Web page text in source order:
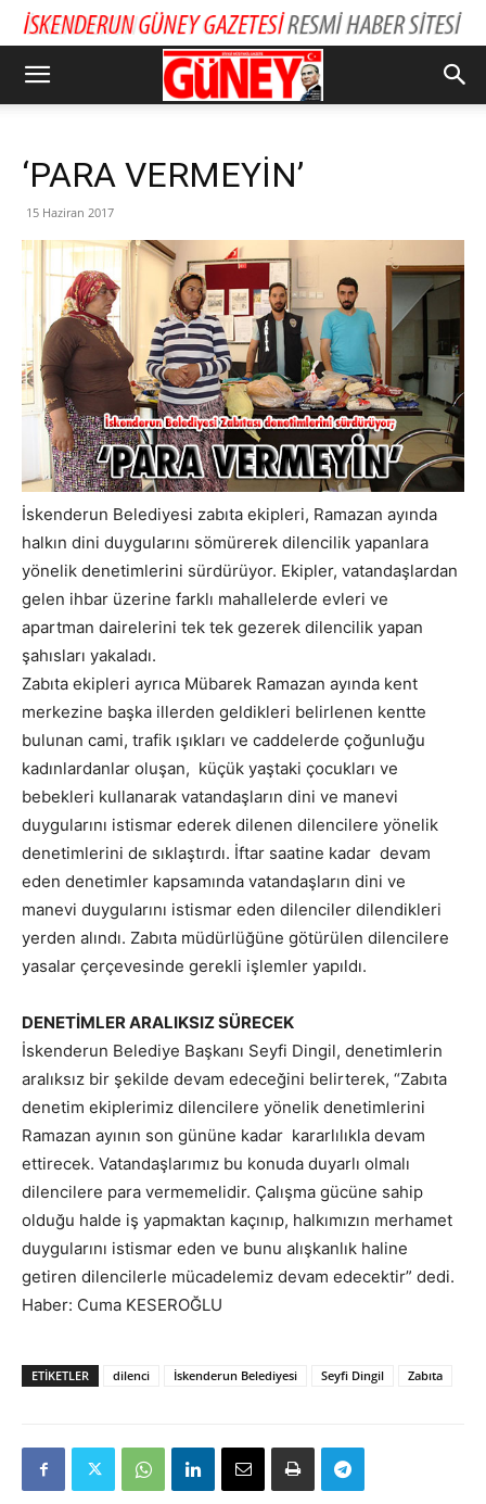
‘PARA VERMEYİN’
15 Haziran 2017
İskenderun Belediyesi zabıta ekipleri, Ramazan ayında
halkın dini duygularını sömürerek dilencilik yapanlara
yönelik denetimlerini sürdürüyor. Ekipler, vatandaşlardan
gelen ihbar üzerine farklı mahallelerde evleri ve
apartman dairelerini tek tek gezerek dilencilik yapan
şahısları yakaladı.
Zabıta ekipleri ayrıca Mübarek Ramazan ayında kent
merkezine başka illerden geldikleri belirlenen kentte
bulunan cami, trafik ışıkları ve caddelerde çoğunluğu
kadınlardanlar oluşan, küçük yaştaki çocukları ve
bebekleri kullanarak vatandaşların dini ve manevi
duygularını istismar ederek dilenen dilencilere yönelik
denetimlerini de sıklaştırdı. İftar saatine kadar devam
eden denetimler kapsamında vatandaşların dini ve
manevi duygularını istismar eden dilenciler dilendikleri
yerden alındı. Zabıta müdürlüğüne götürülen dilencilere
yasalar çerçevesinde gerekli işlemler yapıldı.
DENETİMLER ARALIKSIZ SÜRECEK
İskenderun Belediye Başkanı Seyfi Dingil, denetimlerin
aralıksız bir şekilde devam edeceğini belirterek, “Zabıta
denetim ekiplerimiz dilencilere yönelik denetimlerini
Ramazan ayının son gününe kadar kararlılıkla devam
ettirecek. Vatandaşlarımız bu konuda duyarlı olmalı
dilencilere para vermemelidir. Çalışma gücüne sahip
olduğu halde iş yapmaktan kaçınıp, halkımızın merhamet
duygularını istismar eden ve bunu alışkanlık haline
getiren dilencilerle mücadelemiz devam edecektir” dedi.
Haber: Cuma KESEROĞLU
ETIKETLER dilenci İskenderun Belediyesi Seyfi Dingil Zabıta